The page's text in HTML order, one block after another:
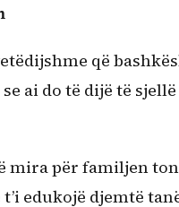
që
ai do të dijë të
mira për familjen
edukojë djemtë